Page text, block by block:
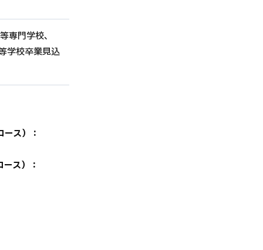
専門学校、
学校卒業見込
ス）：
ス）：